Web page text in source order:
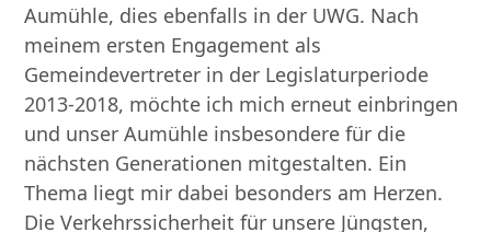
Aumühle, dies ebenfalls in der UWG. Nach
meinem ersten Engagement als
Gemeindevertreter in der Legislaturperiode
2013-2018, möchte ich mich erneut einbringen
und unser Aumühle insbesondere für die
nächsten Generationen mitgestalten. Ein
Thema liegt mir dabei besonders am Herzen.
Die Verkehrssicherheit für unsere Jüngsten,